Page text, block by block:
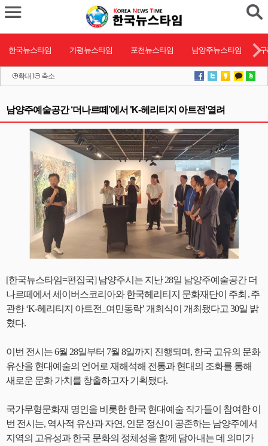
한국뉴스타임 가평뉴스타임 포천뉴스타임 남양주뉴스타임
확대 l 축소
남양주예술공간 ‘더나르떼’에서 'K-헤리티지 아트전'열려
[한국뉴스타임=편집국] 남양주시는 지난 28일 남양주예술공간 더
나르떼에서 세이버스코리아와 한국헤리티지 문화재단이 주최․주
관한 ‘K-헤리티지 아트전_여민동락’ 개회식이 개최됐다고 30일 밝
혔다.
이번 전시는 6월 28일부터 7월 8일까지 진행되며, 한국 고유의 문화
유산을 현대예술의 언어로 재해석해 전통과 현대의 조화를 통해
새로운 문화 가치를 창출하고자 기획됐다.
국가무형문화재 명인을 비롯한 한국 현대예술 작가들이 참여한 이
번 전시는, 역사적 유산과 자연, 인문 정신이 공존하는 남양주에서
지역의 고유성과 한국 문화의 정체성을 함께 담아내는 데 의미가